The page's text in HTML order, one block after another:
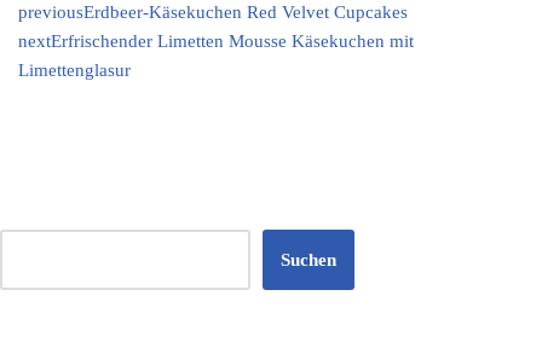
previousErdbeer-Käsekuchen Red Velvet Cupcakes
nextErfrischender Limetten Mousse Käsekuchen mit
Limettenglasur
Suchen